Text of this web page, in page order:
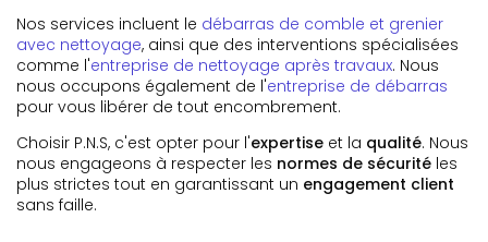
Nos services incluent le débarras de comble et grenier
avec nettoyage, ainsi que des interventions spécialisées
comme l'entreprise de nettoyage après travaux. Nous
nous occupons également de l'entreprise de débarras
pour vous libérer de tout encombrement.
Choisir P.N.S, c'est opter pour l'expertise et la qualité. Nous
nous engageons à respecter les normes de sécurité les
plus strictes tout en garantissant un engagement client
sans faille.